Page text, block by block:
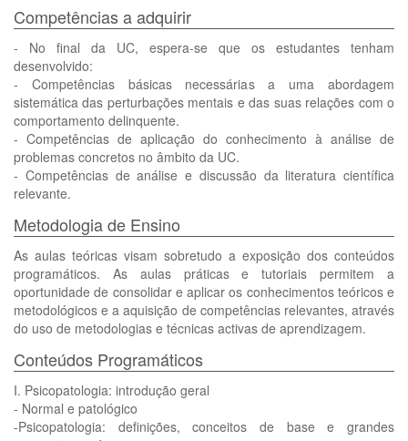
Competências a adquirir
- No final da UC, espera-se que os estudantes tenham
desenvolvido:
- Competências básicas necessárias a uma abordagem
sistemática das perturbações mentais e das suas relações com o
comportamento delinquente.
- Competências de aplicação do conhecimento à análise de
problemas concretos no âmbito da UC.
- Competências de análise e discussão da literatura científica
relevante.
Metodologia de Ensino
As aulas teóricas visam sobretudo a exposição dos conteúdos
programáticos. As aulas práticas e tutoriais permitem a
oportunidade de consolidar e aplicar os conhecimentos teóricos e
metodológicos e a aquisição de competências relevantes, através
do uso de metodologias e técnicas activas de aprendizagem.
Conteúdos Programáticos
I. Psicopatologia: introdução geral
- Normal e patológico
-Psicopatologia: definições, conceitos de base e grandes